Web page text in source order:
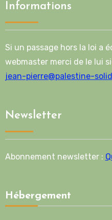
Informations
Si un passage hors la loi a
webmaster merci de le lui
jean-pierre@palestine-
Newsletter
Abonnement newsletter :
Hébergement